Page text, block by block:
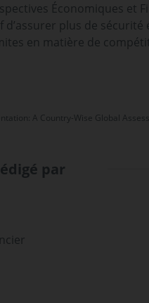
Économiques et
plus de sécurité
en matière de
A Country-Wise Global
par